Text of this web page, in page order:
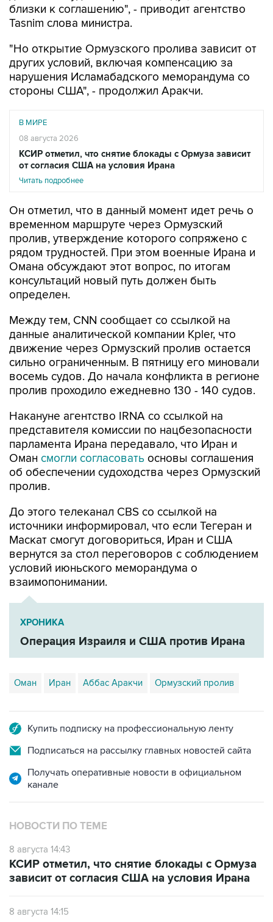
близки к соглашению", - приводит агентство
Tasnim слова министра.
"Но открытие Ормузского пролива зависит от
других условий, включая компенсацию за
нарушения Исламабадского меморандума со
стороны США", - продолжил Аракчи.
В МИРЕ
08 августа 2026
КСИР отметил, что снятие блокады с Ормуза зависит
от согласия США на условия Ирана
Читать подробнее
Он отметил, что в данный момент идет речь о
временном маршруте через Ормузский
пролив, утверждение которого сопряжено с
рядом трудностей. При этом военные Ирана и
Омана обсуждают этот вопрос, по итогам
консультаций новый путь должен быть
определен.
Между тем, CNN сообщает со ссылкой на
данные аналитической компании Kpler, что
движение через Ормузский пролив остается
сильно ограниченным. В пятницу его миновали
восемь судов. До начала конфликта в регионе
пролив проходило ежедневно 130 - 140 судов.
Накануне агентство IRNA со ссылкой на
представителя комиссии по нацбезопасности
парламента Ирана передавало, что Иран и
Оман смогли согласовать основы соглашения
об обеспечении судоходства через Ормузский
пролив.
До этого телеканал CBS со ссылкой на
источники информировал, что если Тегеран и
Маскат смогут договориться, Иран и США
вернутся за стол переговоров с соблюдением
условий июньского меморандума о
взаимопонимании.
ХРОНИКА
Операция Израиля и США против Ирана
Оман Иран Аббас Аракчи Ормузский пролив
Купить подписку на профессиональную ленту
Подписаться на рассылку главных новостей сайта
Получать оперативные новости в официальном
канале
НОВОСТИ ПО ТЕМЕ
8 августа 14:43
КСИР отметил, что снятие блокады с Ормуза
зависит от согласия США на условия Ирана
8 августа 14:15